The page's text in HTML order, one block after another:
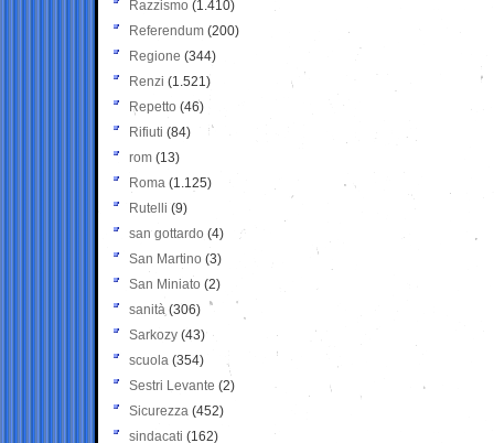
Razzismo (1.410)
Referendum (200)
Regione (344)
Renzi (1.521)
Repetto (46)
Rifiuti (84)
rom (13)
Roma (1.125)
Rutelli (9)
san gottardo (4)
San Martino (3)
San Miniato (2)
sanità (306)
Sarkozy (43)
scuola (354)
Sestri Levante (2)
Sicurezza (452)
sindacati (162)